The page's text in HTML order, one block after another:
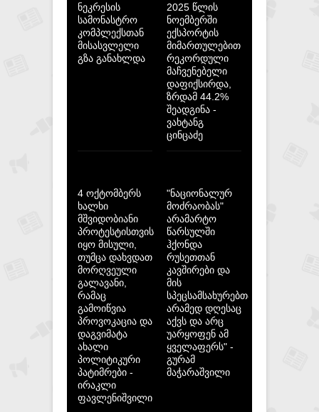
ნეკრესის
სამონასტრო
კომპლექსთან
მისასვლელი
გზა განახლდა
2025 წლის
ნოემბერში
ექსპორტის
მიმართულებით
რეკორდული
მაჩვენებელი
დაფიქსირდა,
ზრდამ 44.2%
შეადგინა -
ვახტანგ
ცინცაძე
4 ოქტომბერს
ხალხი
მშვიდობიანი
პროტესტისთვის
იყო მისული,
თუმცა დახვდათ
მორღვეული
გალავანი,
რამაც
გამოიწვია
პროვოკაცია და
დაგვიმატა
ახალი
პოლიტიკური
პატიმრები -
ირაკლი
ფავლენიშვილი
"ნაციონალურ
მოძრაობას"
არამარტო
წარსულში
ჰქონდა
რუსეთთან
კავშირები და
მის
სპეცსამსახურებთან,
არამედ დღესაც
აქვს და არც
უარყოფენ ამ
ყველაფერს" -
გურამ
მაჭარაშვილი